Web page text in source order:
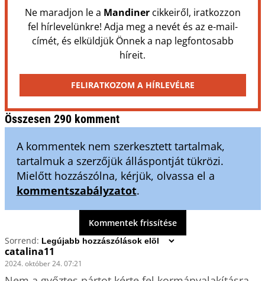
Ne maradjon le a Mandinercikkeiről, iratkozzon
fel hírlevelünkre! Adja meg a nevét és az e-mail-
címét, és elküldjük Önnek a nap legfontosabb
híreit.
FELIRATKOZOM A HÍRLEVÉLRE
Összesen 290 komment
A kommentek nem szerkesztett tartalmak,
tartalmuk a szerzőjük álláspontját tükrözi.
Mielőtt hozzászólna, kérjük, olvassa el a
kommentszabályzatot.
Kommentek frissítése
Sorrend:
catalina11
2024. október 24. 07:21